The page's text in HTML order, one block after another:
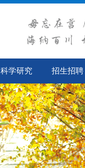
科学研究 招生招聘